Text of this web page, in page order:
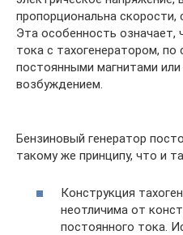
пропорциональна скорости,
Эта особенность означает,
тока с тахогенератором,
постоянными магнитами
возбуждением.
Бензиновый генератор
такому же принципу, что и
Конструкция
неотличима от
постоянного тока.